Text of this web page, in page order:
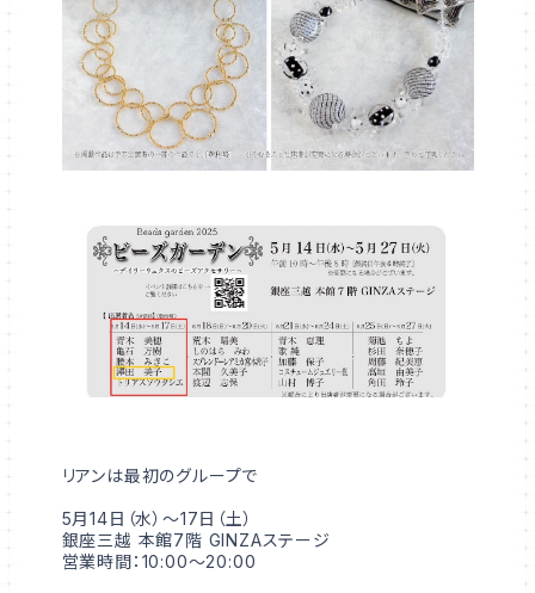
リアンは最初のグループで
5月14日（水）～17日（土）
銀座三越 本館7階 GINZAステージ
営業時間：10:00～20:00